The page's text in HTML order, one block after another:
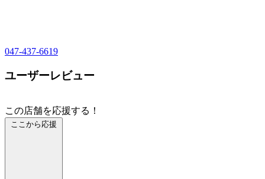
047-437-6619
ユーザーレビュー
この店舗を応援する！
ここから応援